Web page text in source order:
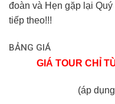
đoàn và Hẹn gặp lại
tiếp theo!!!
BẢNG GIÁ
GIÁ TOUR CHỈ
(áp